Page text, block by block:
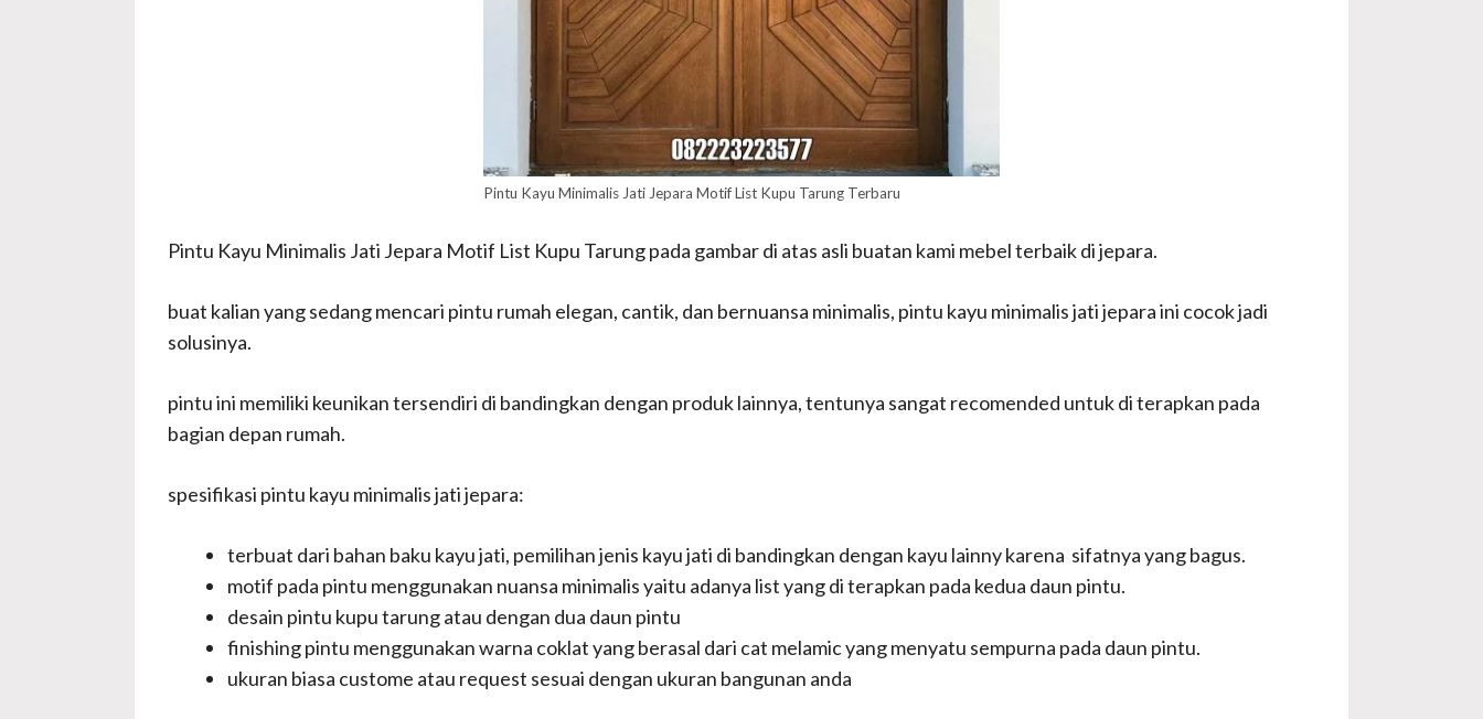
Pintu Kayu Minimalis Jati Jepara Motif List Kupu Tarung Terbaru
Pintu Kayu Minimalis Jati Jepara Motif List Kupu Tarung pada gambar di atas asli buatan kami mebel terbaik di jepara.
buat kalian yang sedang mencari pintu rumah elegan, cantik, dan bernuansa minimalis, pintu kayu minimalis jati jepara ini cocok jadi
solusinya.
pintu ini memiliki keunikan tersendiri di bandingkan dengan produk lainnya, tentunya sangat recomended untuk di terapkan pada
bagian depan rumah.
spesifikasi pintu kayu minimalis jati jepara:
terbuat dari bahan baku kayu jati, pemilihan jenis kayu jati di bandingkan dengan kayu lainny karena sifatnya yang bagus.
motif pada pintu menggunakan nuansa minimalis yaitu adanya list yang di terapkan pada kedua daun pintu.
desain pintu kupu tarung atau dengan dua daun pintu
finishing pintu menggunakan warna coklat yang berasal dari cat melamic yang menyatu sempurna pada daun pintu.
ukuran biasa custome atau request sesuai dengan ukuran bangunan anda